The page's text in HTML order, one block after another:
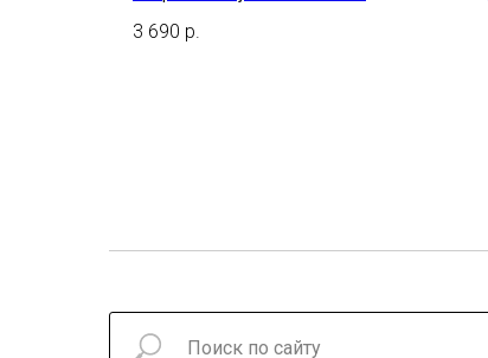
3 690 р.